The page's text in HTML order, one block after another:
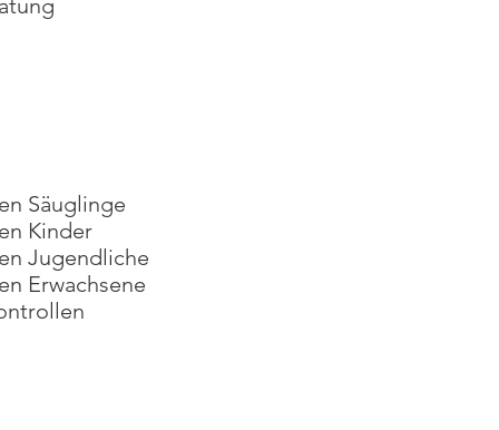
Säuglinge
Kinder
Jugendliche
Erwachsene